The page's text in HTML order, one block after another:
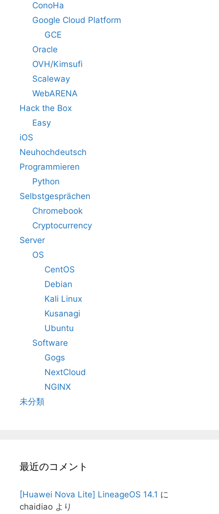
ConoHa
Google Cloud Platform
GCE
Oracle
OVH/Kimsufi
Scaleway
WebARENA
Hack the Box
Easy
iOS
Neuhochdeutsch
Programmieren
Python
Selbstgesprächen
Chromebook
Cryptocurrency
Server
OS
CentOS
Debian
Kali Linux
Kusanagi
Ubuntu
Software
Gogs
NextCloud
NGINX
未分類
最近のコメント
[Huawei Nova Lite] LineageOS 14.1 に
chaidiao より